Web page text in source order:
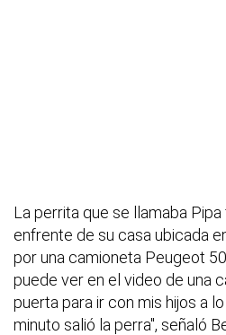
La perrita que se llamaba
enfrente de su casa ubicada
por una camioneta Peugeot
puede ver en el video de una
puerta para ir con mis hijos a
minuto salió la perra", señaló